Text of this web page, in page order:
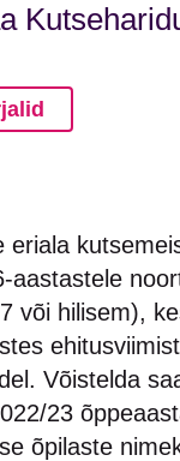
eriala
aastastele
või hilisem),
Võistelda
23
õpilaste